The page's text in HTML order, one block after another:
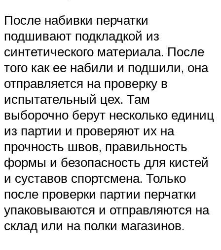
После набивки перчатки
подшивают подкладкой из
синтетического материала. После
того как ее набили и подшили, она
отправляется на проверку в
испытательный цех. Там
выборочно берут несколько единиц
из партии и проверяют их на
прочность швов, правильность
формы и безопасность для кистей
и суставов спортсмена. Только
после проверки партии перчатки
упаковываются и отправляются на
склад или на полки магазинов.